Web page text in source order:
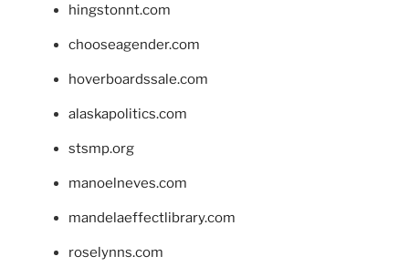
hingstonnt.com
chooseagender.com
hoverboardssale.com
alaskapolitics.com
stsmp.org
manoelneves.com
mandelaeffectlibrary.com
roselynns.com